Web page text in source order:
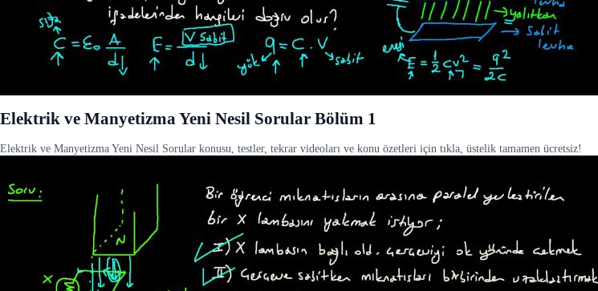
Elektrik ve Manyetizma Yeni Nesil Sorular Bölüm 1
Elektrik ve Manyetizma Yeni Nesil Sorular konusu, testler, tekrar videoları ve konu özetleri için tıkla, üstelik tamamen ücretsiz!